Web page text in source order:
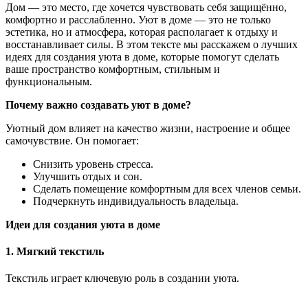
Дом — это место, где хочется чувствовать себя защищённо,
комфортно и расслабленно. Уют в доме — это не только
эстетика, но и атмосфера, которая располагает к отдыху и
восстанавливает силы. В этом тексте мы расскажем о лучших
идеях для создания уюта в доме, которые помогут сделать
ваше пространство комфортным, стильным и
функциональным.
Почему важно создавать уют в доме?
Уютный дом влияет на качество жизни, настроение и общее
самочувствие. Он помогает:
Снизить уровень стресса.
Улучшить отдых и сон.
Сделать помещение комфортным для всех членов семьи.
Подчеркнуть индивидуальность владельца.
Идеи для создания уюта в доме
1. Мягкий текстиль
Текстиль играет ключевую роль в создании уюта.